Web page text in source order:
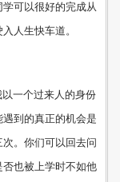
可以很好的完成从
人生快车道。
一个过来人的身份
到的真正的机会是
。你们可以回去问
也被上学时不如他